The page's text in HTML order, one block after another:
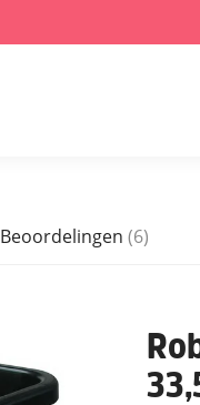
Beoordelingen (6)